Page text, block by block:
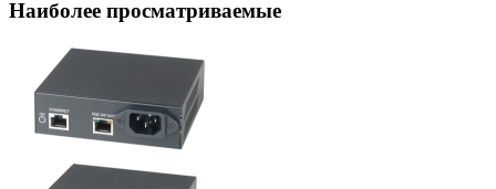
Наиболее просматриваемые